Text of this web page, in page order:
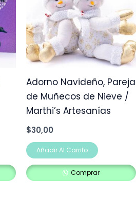
Adorno Navideño, Pareja
de Muñecos de Nieve /
Marthi’s Artesanías
$30,00
Añadir Al Carrito
Comprar